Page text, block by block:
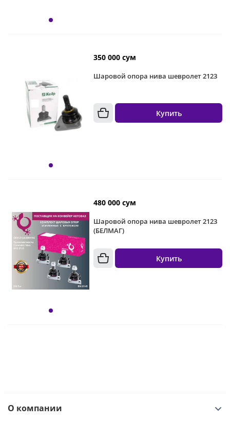
350 000 сум
Шаровой опора нива шевролет 2123
Купить
480 000 сум
Шаровой опора нива шевролет 2123
(БЕЛМАГ)
Купить
О компании